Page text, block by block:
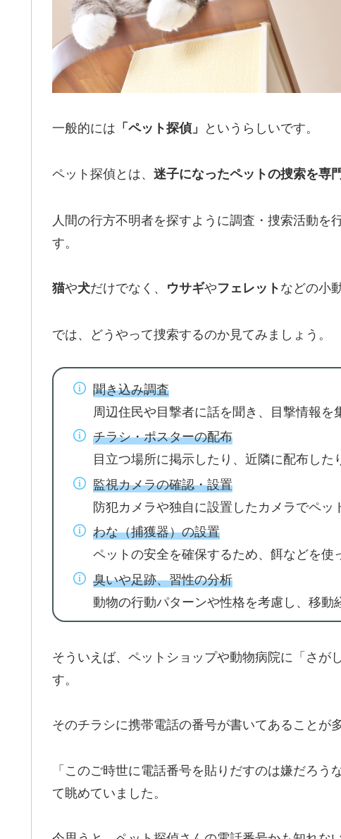
一般的には 「ペット探偵」 というらしいです。
ペット探偵とは、 迷子になったペットの捜索を専
人間の行方不明者を探すように調査・捜索活動を
す。
猫や犬だけでなく、 ウサギやフェレットなどの小
では、どうやって捜索するのか見てみましょう。
聞き込み調査
周辺住民や目撃者に話を聞き、目撃情報を
チラシ・ポスターの配布
目立つ場所に掲示したり、近隣に配布した
監視カメラの確認・設置
防犯カメラや独自に設置したカメラでペッ
わな（捕獲器）の設置
ペットの安全を確保するため、餌などを使
臭いや足跡、習性の分析
動物の行動パターンや性格を考慮し、移動
そういえば、ペットショップや動物病院に「さが
す。
そのチラシに携帯電話の番号が書いてあることが
「このご時世に電話番号を貼りだすのは嫌だろ
て眺めていました。